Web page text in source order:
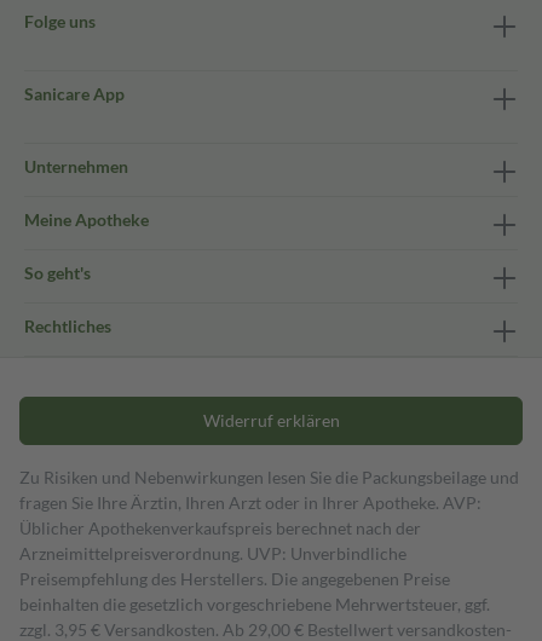
Folge uns
Sanicare App
Unternehmen
Meine Apotheke
So geht's
Rechtliches
Widerruf erklären
Zu Risiken und Nebenwirkungen lesen Sie die Packungsbeilage und
fragen Sie Ihre Ärztin, Ihren Arzt oder in Ihrer Apotheke. AVP:
Üblicher Apothekenverkaufspreis berechnet nach der
Arzneimittelpreisverordnung. UVP: Unverbindliche
Preisempfehlung des Herstellers. Die angegebenen Preise
beinhalten die gesetzlich vorgeschriebene Mehrwertsteuer, ggf.
zzgl. 3,95 € Versandkosten. Ab 29,00 € Bestell­wert versand­kosten­